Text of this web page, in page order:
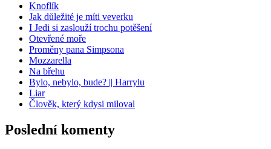
Knoflík
Jak důležité je míti veverku
I Jedi si zaslouží trochu potěšení
Otevřené moře
Proměny pana Simpsona
Mozzarella
Na břehu
Bylo, nebylo, bude? || Harrylu
Liar
Člověk, který kdysi miloval
Poslední komenty